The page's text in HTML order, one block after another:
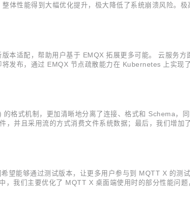
性能得到大幅优化提升，极大降低了系统崩溃风险。极
本适配，帮助用户基于 EMQX 拓展更多可能。 云服务
布，通过 EMQX 节点疏散能力在 Kubernetes 上实现
式机制，更加清晰地分离了连接、格式和 Schema，
并且采用流的方式消费文件系统数据；最后，我们增加
能够通过测试版本，让更多用户参与到 MQTT X 的测
我们主要优化了 MQTT X 桌面端使用时的部分性能问题